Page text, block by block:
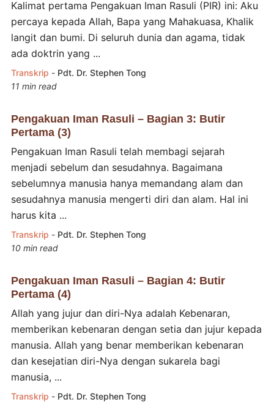
Kalimat pertama Pengakuan Iman Rasuli (PIR) ini: Aku
percaya kepada Allah, Bapa yang Mahakuasa, Khalik
langit dan bumi. Di seluruh dunia dan agama, tidak
ada doktrin yang ...
Transkrip - Pdt. Dr. Stephen Tong
11 min read
Pengakuan Iman Rasuli – Bagian 3: Butir
Pertama (3)
Pengakuan Iman Rasuli telah membagi sejarah
menjadi sebelum dan sesudahnya. Bagaimana
sebelumnya manusia hanya memandang alam dan
sesudahnya manusia mengerti diri dan alam. Hal ini
harus kita ...
Transkrip - Pdt. Dr. Stephen Tong
10 min read
Pengakuan Iman Rasuli – Bagian 4: Butir
Pertama (4)
Allah yang jujur dan diri-Nya adalah Kebenaran,
memberikan kebenaran dengan setia dan jujur kepada
manusia. Allah yang benar memberikan kebenaran
dan kesejatian diri-Nya dengan sukarela bagi
manusia, ...
Transkrip - Pdt. Dr. Stephen Tong